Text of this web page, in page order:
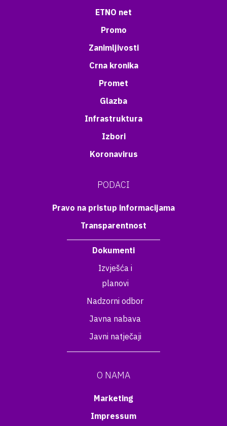
ETNO net
Promo
Zanimljivosti
Crna kronika
Promet
Glazba
Infrastruktura
Izbori
Koronavirus
PODACI
Pravo na pristup informacijama
Transparentnost
Dokumenti
Izvješća i
planovi
Nadzorni odbor
Javna nabava
Javni natječaji
O NAMA
Marketing
Impressum